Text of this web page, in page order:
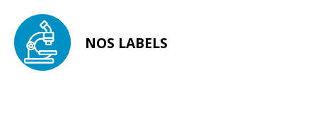
NOS LABELS